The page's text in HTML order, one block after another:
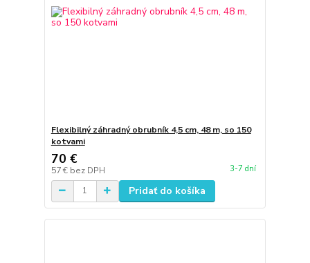
Flexibilný záhradný obrubník 4,5 cm, 48 m, so 150
kotvami
70 €
57 € bez DPH 3-7 dní
Pridať do košíka